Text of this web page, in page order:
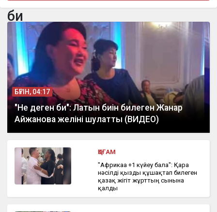
бүгін, 11:05
22-летнего парня осудили за помощь телефонным
мошенникам в Костанайской области
би
БҮГІН, 04:17
"Не деген би": Латын биін билеген Жанар
Айжанова желіні шулатты (ВИДЕО)
ҚОҒАМ
"Африкаға +1 күйеу бала": Қара
нәсілді қызды құшақтап билеген
қазақ жігіт жұрттың сынына
қалды